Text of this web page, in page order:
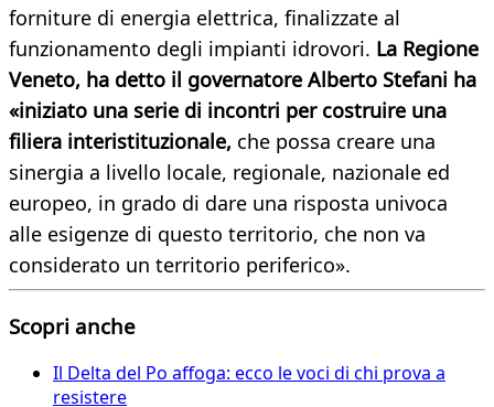
forniture di energia elettrica, finalizzate al
funzionamento degli impianti idrovori. La Regione
Veneto, ha detto il governatore Alberto Stefani ha
«iniziato una serie di incontri per costruire una
filiera interistituzionale, che possa creare una
sinergia a livello locale, regionale, nazionale ed
europeo, in grado di dare una risposta univoca
alle esigenze di questo territorio, che non va
considerato un territorio periferico».
Scopri anche
Il Delta del Po affoga: ecco le voci di chi prova a
resistere